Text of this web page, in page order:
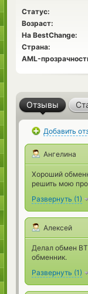
Статус:
Возраст:
На BestChange:
Страна:
AML-
Отзывы
Добавить
Ангелина
Хороший
решить мою
Развернуть (1)
Алексей
Делал обмен
обменник.
Развернуть (1)